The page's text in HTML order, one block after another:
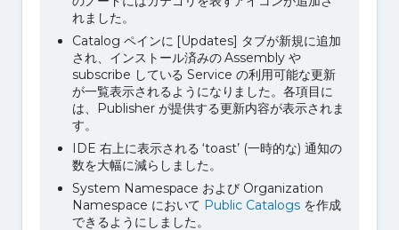
れました。
Catalog ペインに [Updates] タブが新規に追加
され、インストール済みの Assembly や
subscribe している Service の利用可能な更新
が一覧表示されるようになりました。各項目に
は、Publisher が提供する更新内容が表示されま
す。
IDE 右上に表示される ‘toast’ (一時的な) 通知の
数を大幅に減らしました。
System Namespace および Organization
Namespace において Public Catalogsを作成
できるようにしました。